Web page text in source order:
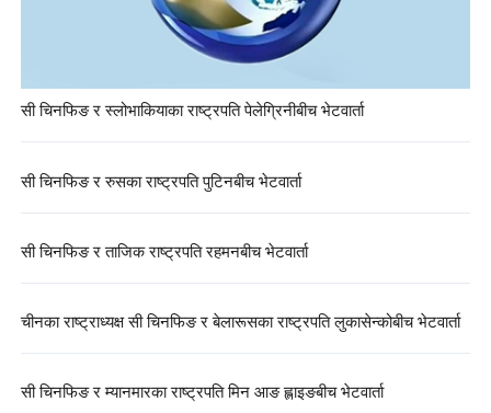
सी चिनफिङ र स्लोभाकियाका राष्ट्रपति पेलेग्रिनीबीच भेटवार्ता
सी चिनफिङ र रुसका राष्ट्रपति पुटिनबीच भेटवार्ता
सी चिनफिङ र ताजिक राष्ट्रपति रहमनबीच भेटवार्ता
चीनका राष्ट्राध्यक्ष सी चिनफिङ र बेलारूसका राष्ट्रपति लुकासेन्कोबीच भेटवार्ता
सी चिनफिङ र म्यानमारका राष्ट्रपति मिन आङ ह्लाइङबीच भेटवार्ता